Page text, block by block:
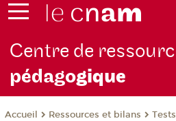
Centre de
pédagogique
Accueil Ressources et bilans